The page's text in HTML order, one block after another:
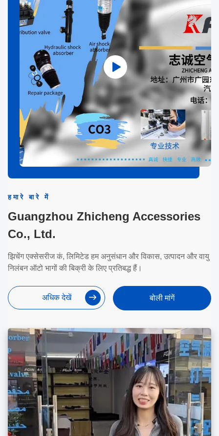
हमारे बारे में
Guangzhou Zhicheng Accessories
Co., Ltd.
झिचेंग एक्सेसरीज कं, लिमिटेड हम अनुसंधान और विकास, उत्पादन और वायु
निलंबन ऑटो भागों की बिक्री के लिए प्रतिबद्ध हैं।
अधिक देखें बोली मांगें